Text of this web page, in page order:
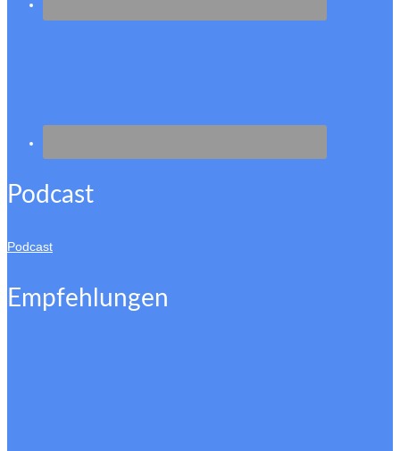
Podcast
Podcast
Empfehlungen